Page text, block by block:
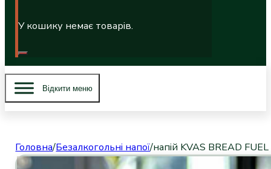
У кошику немає товарів.
Вiдкити меню
Головна/Безалкогольні напої/напій KVAS BREAD FUEL